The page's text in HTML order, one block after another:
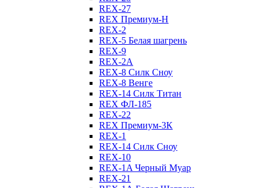
REX-27
REX Премиум-Н
REX-2
REX-5 Белая шагрень
REX-9
REX-2А
REX-8 Силк Сноу
REX-8 Венге
REX-14 Силк Титан
REX ФЛ-185
REX-22
REX Премиум-3К
REX-1
REX-14 Силк Сноу
REX-10
REX-1A Черный Муар
REX-21